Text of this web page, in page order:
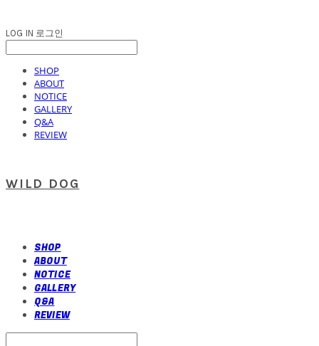
LOG IN 로그인
SHOP
ABOUT
NOTICE
GALLERY
Q&A
REVIEW
WILD DOG
SHOP
ABOUT
NOTICE
GALLERY
Q&A
REVIEW